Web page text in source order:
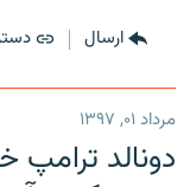
ارسال
مرداد ۰۱, ۱۳۹۷
دونالد